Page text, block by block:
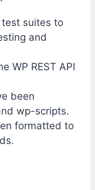
suites to
and
WP REST API
been
wp-scripts.
formatted to